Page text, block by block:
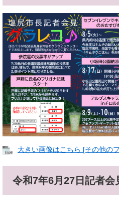
大きい画像はこちら [その他の
令和7年6月27日記者会